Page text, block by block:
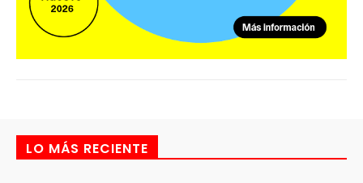
LO MÁS RECIENTE